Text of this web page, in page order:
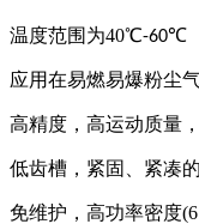
温度范围为40℃-60℃
应用在易燃易爆粉尘
高精度， 高运动质量，
低齿槽， 紧固、紧凑
免维护， 高功率密度